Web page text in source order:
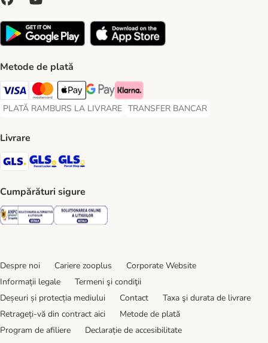
Metode de plată
Visa Payment Method
Master Card Payment Method
Apple Pay Payment Method
Google Pay Payment Method
Klarna Payment Method
PLATĂ RAMBURS LA LIVRARE
PLATĂ RAMBURS LA LIVRARE Payment Method
TRANSFER BANCAR
TRANSFER BANCAR Payment
Livrare
GLS Shipping Method
GLS Locker Shipping Method
Cumpărături sigure
Security Security
Despre noi Cariere zooplus
Corporate Website
Informații legale
Termeni şi condiţii
Deșeuri și protecția mediului
Contact
Taxa şi durata de livrare
Retrageți-vă din contract aici
Metode de plată
Program de afiliere
Declarație de accesibilitate